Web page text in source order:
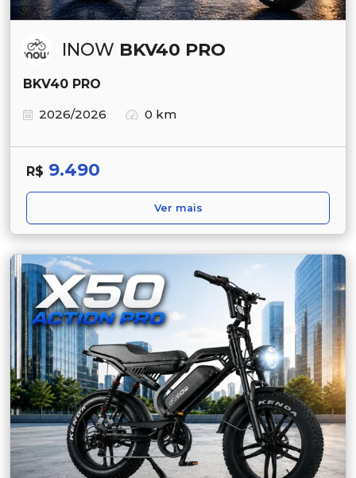
INOW BKV40 PRO
BKV40 PRO
2026/2026
0 km
R$ 9.490
Ver mais